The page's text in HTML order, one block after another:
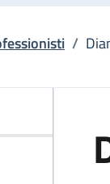
/
Ravagli